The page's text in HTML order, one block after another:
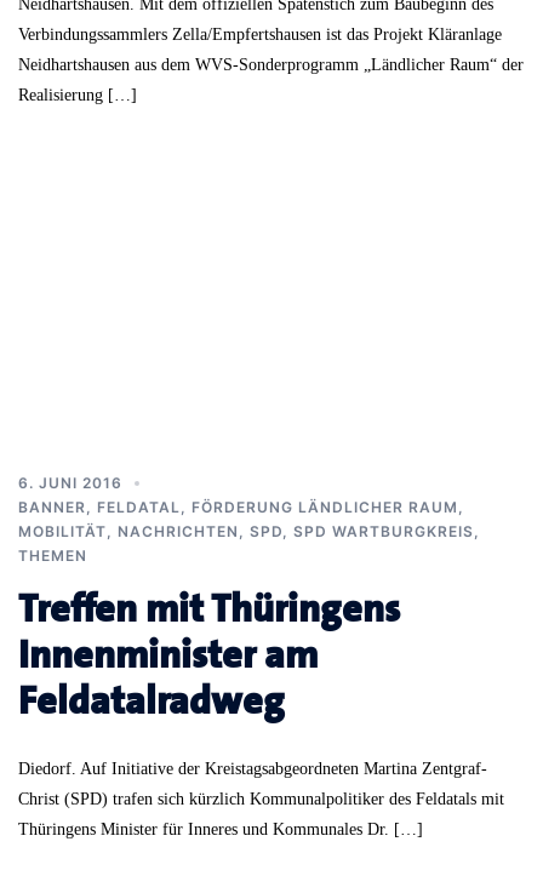
Neidhartshausen. Mit dem offiziellen Spatenstich zum Baubeginn des
Verbindungssammlers Zella/Empfertshausen ist das Projekt Kläranlage
Neidhartshausen aus dem WVS-Sonderprogramm „Ländlicher Raum“ der
Realisierung […]
6. JUNI 2016
BANNER
FELDATAL FÖRDERUNG LÄNDLICHER RAUM
MOBILITÄT
NACHRICHTEN SPD SPD WARTBURGKREIS
THEMEN
Treffen mit Thüringens
Innenminister am
Feldatalradweg
Diedorf. Auf Initiative der Kreistagsabgeordneten Martina Zentgraf-
Christ (SPD) trafen sich kürzlich Kommunalpolitiker des Feldatals mit
Thüringens Minister für Inneres und Kommunales Dr. […]